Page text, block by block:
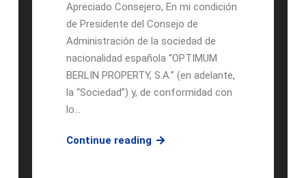
Apreciado Consejero, En mi condición
de Presidente del Consejo de
Administración de la sociedad de
nacionalidad española “OPTIMUM
BERLIN PROPERTY, S.A.” (en adelante,
la “Sociedad”) y, de conformidad con
lo…
Continue readingReunión